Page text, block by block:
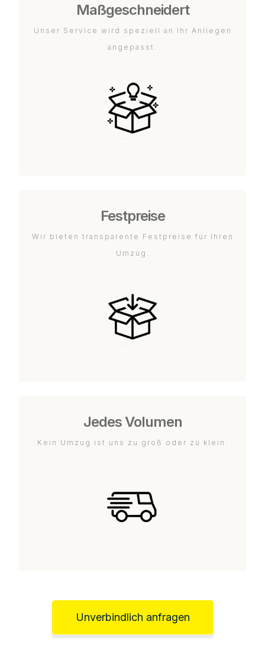
Maßgeschneidert
Unser Service wird speziell an Ihr Anliegen
angepasst.
Festpreise
Wir bieten transparente Festpreise für Ihren
Umzug.
Jedes Volumen
Kein Umzug ist uns zu groß oder zu klein.
Unverbindlich anfragen